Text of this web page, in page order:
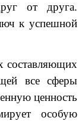
от друга.
к успешной
составляющих
все сферы
ценность
особую